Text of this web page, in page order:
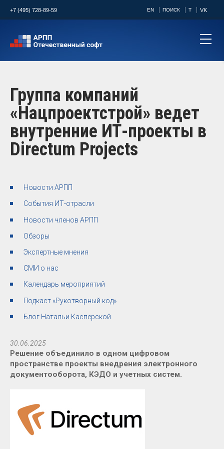
+7 (495) 728-89-59 EN ПОИСК T VK
Группа компаний
«Нацпроектстрой» ведет
внутренние ИТ-проекты в
Directum Projects
Новости АРПП
События ИТ-отрасли
Новости членов АРПП
Обзоры
Экспертные мнения
СМИ о нас
Календарь мероприятий
Подкаст «Рукотворный код»
Блог Натальи Касперской
30.06.2025
Решение объединило в одном цифровом
пространстве проекты внедрения электронного
документооборота, КЭДО и учетных систем.